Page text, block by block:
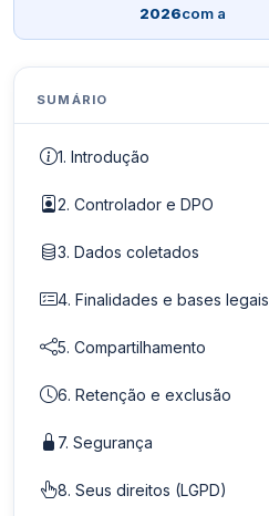
2026com a
SUMÁRIO
1. Introdução
2. Controlador e DPO
3. Dados coletados
4. Finalidades e bases legais
5. Compartilhamento
6. Retenção e exclusão
7. Segurança
8. Seus direitos (LGPD)